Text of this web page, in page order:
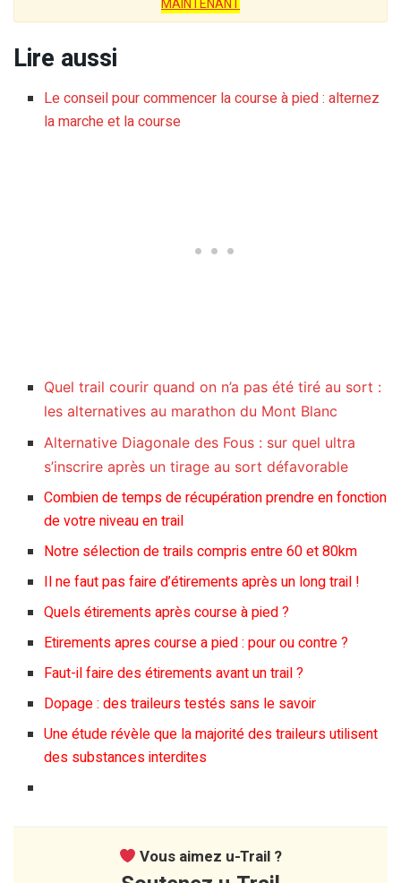
MAINTENANT
Lire aussi
Le conseil pour commencer la course à pied : alternez
la marche et la course
Quel trail courir quand on n’a pas été tiré au sort :
les alternatives au marathon du Mont Blanc
Alternative Diagonale des Fous : sur quel ultra
s’inscrire après un tirage au sort défavorable
Combien de temps de récupération prendre en fonction
de votre niveau en trail
Notre sélection de trails compris entre 60 et 80km
Il ne faut pas faire d’étirements après un long trail !
Quels étirements après course à pied ?
Etirements apres course a pied : pour ou contre ?
Faut-il faire des étirements avant un trail ?
Dopage : des traileurs testés sans le savoir
Une étude révèle que la majorité des traileurs utilisent
des substances interdites
Vous aimez u-Trail ?